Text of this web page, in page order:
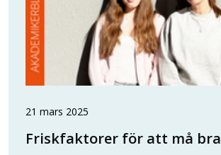
21 mars 2025
Friskfaktorer för att må